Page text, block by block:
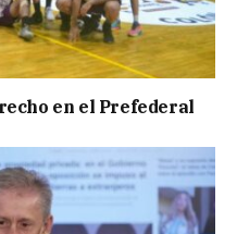
en el Prefederal